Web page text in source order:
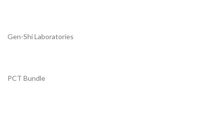
Gen-Shi Laboratories
PCT Bundle